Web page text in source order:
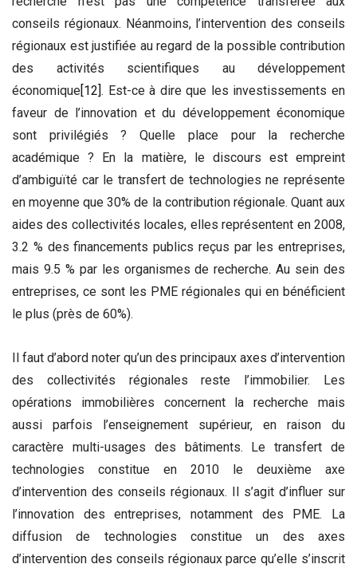
conseils régionaux. Néanmoins, l’intervention des conseils
régionaux est justifiée au regard de la possible contribution
des activités scientifiques au développement
économique[12]. Est-ce à dire que les investissements en
faveur de l’innovation et du développement économique
sont privilégiés ? Quelle place pour la recherche
académique ? En la matière, le discours est empreint
d’ambiguïté car le transfert de technologies ne représente
en moyenne que 30% de la contribution régionale. Quant aux
aides des collectivités locales, elles représentent en 2008,
3.2 % des financements publics reçus par les entreprises,
mais 9.5 % par les organismes de recherche. Au sein des
entreprises, ce sont les PME régionales qui en bénéficient
le plus (près de 60%).
Il faut d’abord noter qu’un des principaux axes d’intervention
des collectivités régionales reste l’immobilier. Les
opérations immobilières concernent la recherche mais
aussi parfois l’enseignement supérieur, en raison du
caractère multi-usages des bâtiments. Le transfert de
technologies constitue en 2010 le deuxième axe
d’intervention des conseils régionaux. Il s’agit d’influer sur
l’innovation des entreprises, notamment des PME. La
diffusion de technologies constitue un des axes
d’intervention des conseils régionaux parce qu’elle s’inscrit